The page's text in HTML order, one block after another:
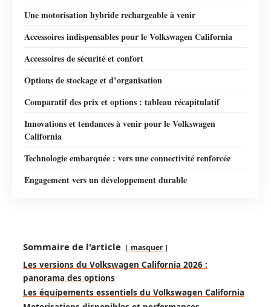
Une motorisation hybride rechargeable à venir
Accessoires indispensables pour le Volkswagen California
Accessoires de sécurité et confort
Options de stockage et d’organisation
Comparatif des prix et options : tableau récapitulatif
Innovations et tendances à venir pour le Volkswagen
California
Technologie embarquée : vers une connectivité renforcée
Engagement vers un développement durable
Sommaire de l'article masquer
Les versions du Volkswagen California 2026 :
panorama des options
Les équipements essentiels du Volkswagen California